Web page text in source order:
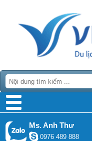
Ms. Anh Thư
0976 489 888